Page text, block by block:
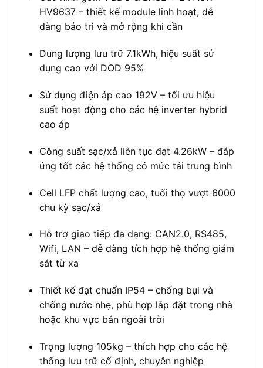
HV9637 – thiết kế module linh hoạt, dễ
dàng bảo trì và mở rộng khi cần
Dung lượng lưu trữ 7.1kWh, hiệu suất sử
dụng cao với DOD 95%
Sử dụng điện áp cao 192V – tối ưu hiệu
suất hoạt động cho các hệ inverter hybrid
cao áp
Công suất sạc/xả liên tục đạt 4.26kW – đáp
ứng tốt các hệ thống có mức tải trung bình
Cell LFP chất lượng cao, tuổi thọ vượt 6000
chu kỳ sạc/xả
Hỗ trợ giao tiếp đa dạng: CAN2.0, RS485,
Wifi, LAN – dễ dàng tích hợp hệ thống giám
sát từ xa
Thiết kế đạt chuẩn IP54 – chống bụi và
chống nước nhẹ, phù hợp lắp đặt trong nhà
hoặc khu vực bán ngoài trời
Trọng lượng 105kg – thích hợp cho các hệ
thống lưu trữ cố định, chuyên nghiệp